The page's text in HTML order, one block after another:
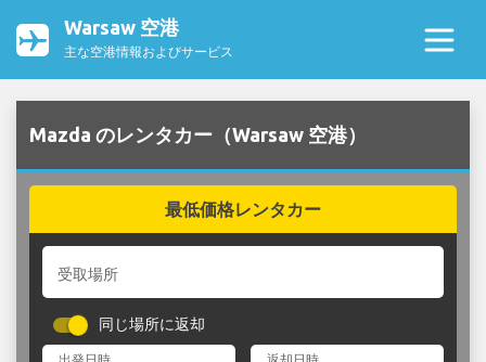
Warsaw 空港
主な空港情報およびサービス
Mazda のレンタカー（Warsaw 空港）
最低価格レンタカー
受取場所
同じ場所に返却
出発日時 返却日時